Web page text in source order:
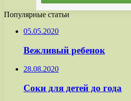
Популярные статьи
05.05.2020
Вежливый ребенок
28.08.2020
Соки для детей до года